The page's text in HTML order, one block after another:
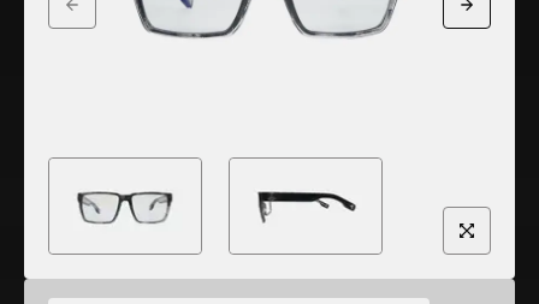
Previous slide Next